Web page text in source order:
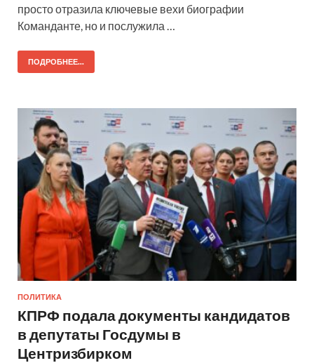
просто отразила ключевые вехи биографии
Команданте, но и послужила …
ПОДРОБНЕЕ...
ПОЛИТИКА
КПРФ подала документы кандидатов
в депутаты Госдумы в
Центризбирком